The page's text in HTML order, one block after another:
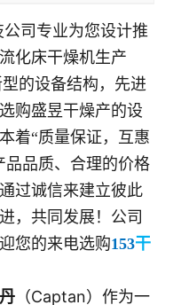
公司专业为您设计推
化床干燥机生产
的设备结构，先进
购盛昱干燥产的设
着“质量保证 ，互惠
品品质、合理的价格
过诚信来建立彼此
，共同发展！公司
您的来电选购153干
（Captan）作为一